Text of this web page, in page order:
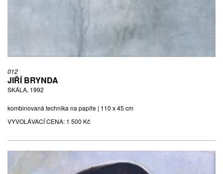
012
JIŘÍ BRYNDA
SKÁLA, 1992
kombinovaná technika na papíře | 110 x 45 cm
VYVOLÁVACÍ CENA: 1 500 Kč